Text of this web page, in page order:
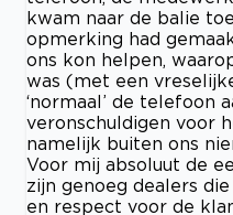
kwam naar de balie
opmerking had
ons kon helpen,
was (met een
‘normaal’ de telefoon
veronschuldigen voor
namelijk buiten ons
Voor mij absoluut de
zijn genoeg dealers
en respect voor de